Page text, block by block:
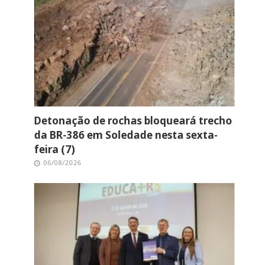
Detonação de rochas bloqueará trecho
da BR-386 em Soledade nesta sexta-
feira (7)
06/08/2026